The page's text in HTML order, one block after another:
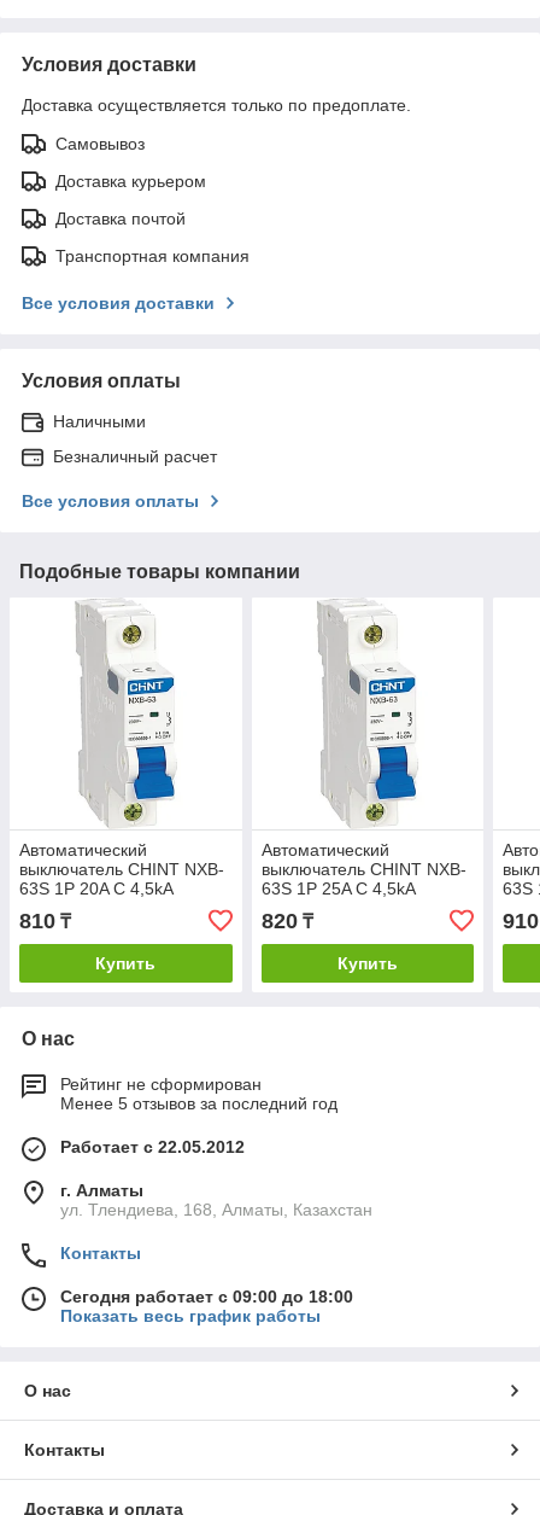
Условия доставки
Доставка осуществляется только по предоплате.
Самовывоз
Доставка курьером
Доставка почтой
Транспортная компания
Все условия доставки
Условия оплаты
Наличными
Безналичный расчет
Все условия оплаты
Подобные товары компании
Автоматический
выключатель CHINT NXB-
63S 1P 20A C 4,5kA
810 ₸
Купить
Автоматический
выключатель CHINT NXB-
63S 1P 25A C 4,5kA
820₸
Купить
63S
910
О нас
Рейтинг не сформирован
Менее 5 отзывов за последний год
Работает с 22.05.2012
г. Алматы
ул. Тлендиева, 168, Алматы, Казахстан
Контакты
Сегодня работает с 09:00 до 18:00
Показать весь график работы
О нас
Контакты
Доставка и оплата